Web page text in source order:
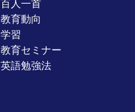
百人一首
教育動向
学習
教育セミナー
英語勉強法